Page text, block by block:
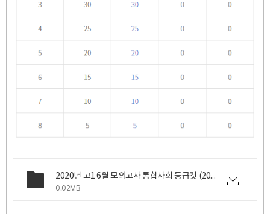
2020년 고1 6월 모의고사 통합사회 등급컷 (2020년 6월 18일 목요일 시행).png
0.02MB